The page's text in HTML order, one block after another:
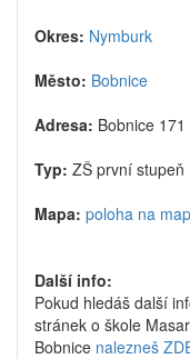
Okres: Nymburk
Město: Bobnice
Adresa: Bobnice 171
Typ: ZŠ první stupeň
Mapa: poloha na
Další info:
Pokud hledáš další
stránek o škole
Bobnice nalezneš